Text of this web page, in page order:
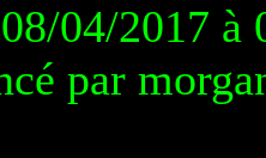
04/2017 à
par